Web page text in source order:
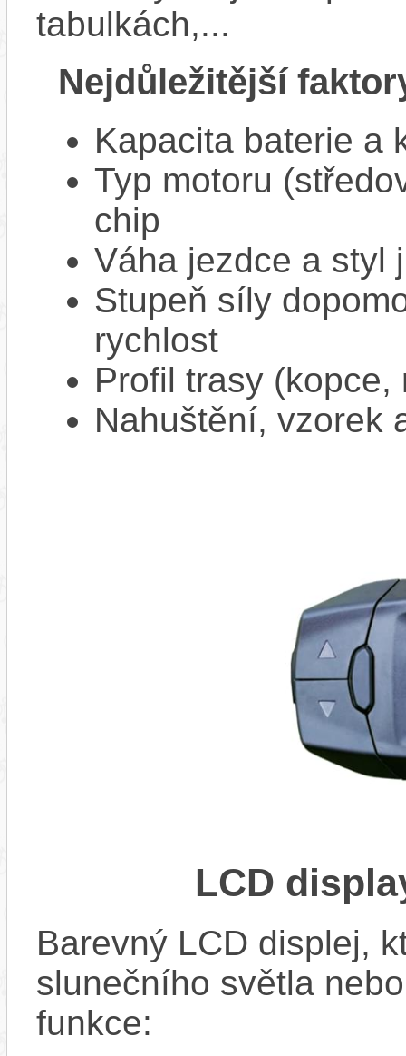
tabulkách,...
Nejdůležitější
Kapacita baterie a
Typ motoru
chip
Váha jezdce a styl
Stupeň síly
rychlost
Profil trasy
Nahuštění, vzorek
LCD
Barevný LCD displej,
slunečního světla
funkce: